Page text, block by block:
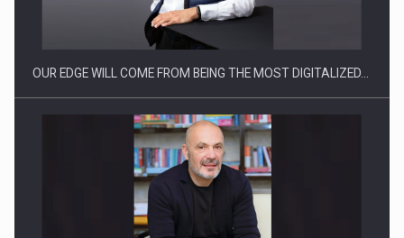
OUR EDGE WILL COME FROM BEING THE MOST DIGITALIZED…